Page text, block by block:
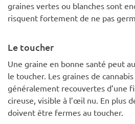
graines vertes ou blanches sont
risquent fortement de ne pas
Le toucher
Une graine en bonne santé peut
le toucher. Les graines de
généralement recouvertes d’une
cireuse, visible à l’œil nu. En plus
doivent être fermes au toucher.